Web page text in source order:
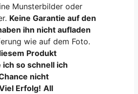
Munsterbilder oder
Keine Garantie auf den
ihn nicht aufladen
wie auf dem Foto.
Produkt
so schnell ich
nicht
Erfolg! All